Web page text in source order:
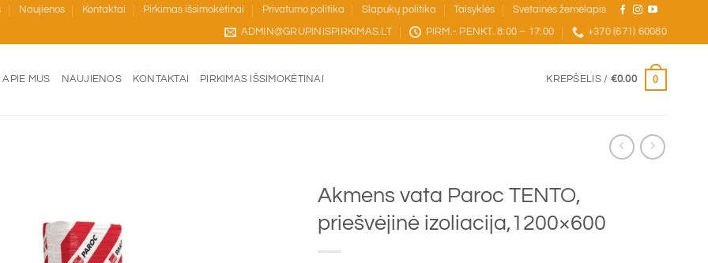
Naujienos Kontaktai Pirkimas išsimokėtinai Privatumo politika Slapukų politika Taisyklės Svetainės žemėlapis
ADMIN@GRUPINISPIRKIMAS.LT PIRM.- PENKT. 8:00 – 17:00 +370 (671) 60080
APIE MUS NAUJIENOS KONTAKTAI PIRKIMAS IŠSIMOKĖTINAI KREPŠELIS / €0.00 0
Akmens vata Paroc TENTO,
priešvėjinė izoliacija,1200×600